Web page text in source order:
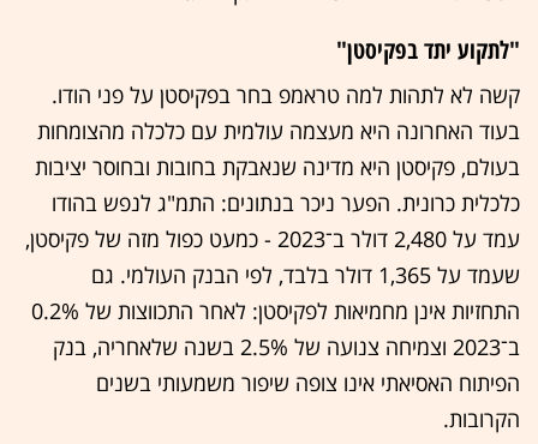
"לתקוע יתד בפקיסטן"
קשה לא לתהות למה טראמפ בחר בפקיסטן על פני הודו.
בעוד האחרונה היא מעצמה עולמית עם כלכלה מהצומחות
בעולם, פקיסטן היא מדינה שנאבקת בחובות ובחוסר יציבות
כלכלית כרונית. הפער ניכר בנתונים: התמ"ג לנפש בהודו
עמד על 2,480 דולר ב־2023 - כמעט כפול מזה של פקיסטן,
שעמד על 1,365 דולר בלבד, לפי הבנק העולמי. גם
התחזיות אינן מחמיאות לפקיסטן: לאחר התכווצות של 0.2%
ב־2023 וצמיחה צנועה של 2.5% בשנה שלאחריה, בנק
הפיתוח האסיאתי אינו צופה שיפור משמעותי בשנים
הקרובות.